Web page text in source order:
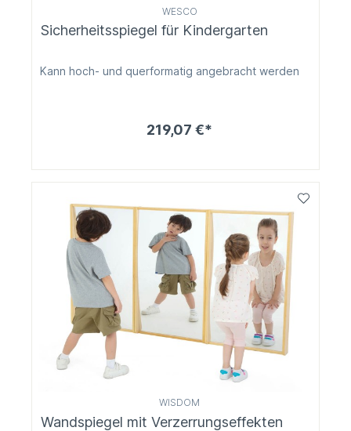
WESCO
Sicherheitsspiegel für Kindergarten
Kann hoch- und querformatig angebracht werden
219,07 €*
WISDOM
Wandspiegel mit Verzerrungseffekten